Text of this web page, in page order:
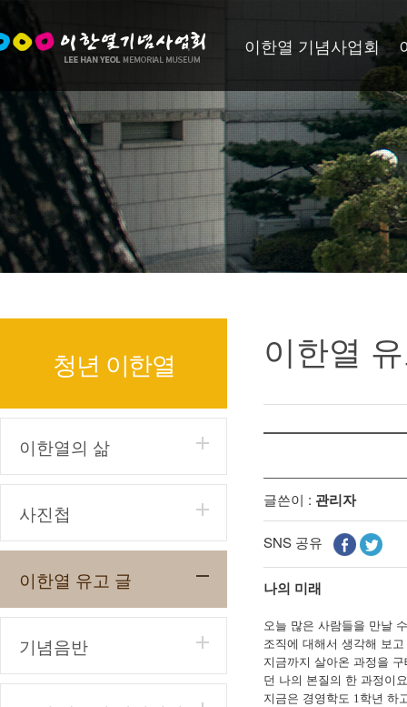
이한열 기념사업회
청년 이한열
이한열의 삶
사진첩
이한열 유고 글
기념음반
이한열
글쓴이 : 관리자
SNS 공유
나의 미래
오늘 많은 사람들을 만날
조직에 대해서 생각해 보
지금까지 살아온 과정을
던 나의 본질의 한 과정이요
지금은 경영학도 1학년 하